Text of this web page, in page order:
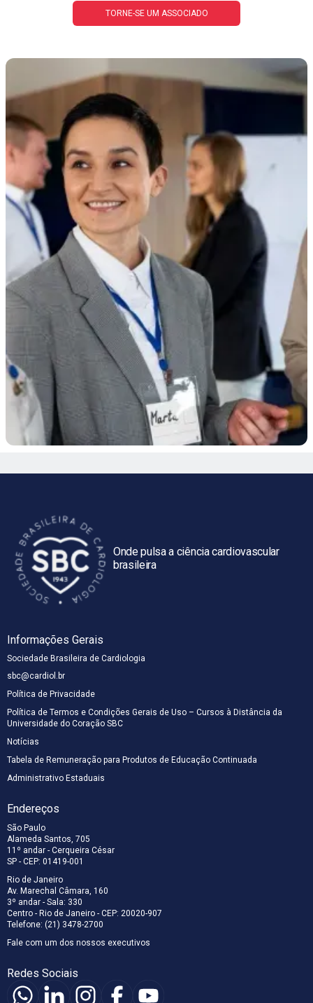
TORNE-SE UM ASSOCIADO
Onde pulsa a ciência cardiovascular
brasileira
Informações Gerais
Sociedade Brasileira de Cardiologia
sbc@cardiol.br
Política de Privacidade
Política de Termos e Condições Gerais de Uso – Cursos à Distância da
Universidade do Coração SBC
Notícias
Tabela de Remuneração para Produtos de Educação Continuada
Administrativo Estaduais
Endereços
São Paulo
Alameda Santos, 705
11º andar - Cerqueira César
SP - CEP: 01419-001
Rio de Janeiro
Av. Marechal Câmara, 160
3º andar - Sala: 330
Centro - Rio de Janeiro - CEP: 20020-907
Telefone: (21) 3478-2700
Fale com um dos nossos executivos
Redes Sociais